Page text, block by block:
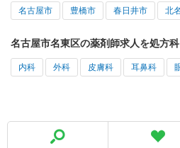
名古屋市 豊橋市 春日井市 北
名古屋市名東区の薬剤師求人を処方
内科 外科 皮膚科 耳鼻科